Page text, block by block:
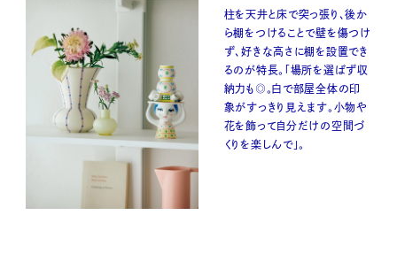
柱を天井と床で突っ張り、後か
ら棚をつけることで壁を傷つけ
ず、好きな高さに棚を設置でき
るのが特長。「場所を選ばず収
納力も◎。白で部屋全体の印
象がすっきり見えます。小物や
花を飾って自分だけの空間づ
くりを楽しんで」。